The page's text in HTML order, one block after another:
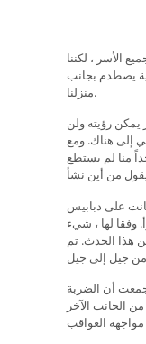
الأسر ، لكننا
يصطدم بجانب
منزلنا.
رؤيته ولن
إلى هناك. ومع
منا لم يستطع
على دبابيس
وفقا لها ، شيء
هذا الحدث. تم
أن الضربة
الجانب الآخر